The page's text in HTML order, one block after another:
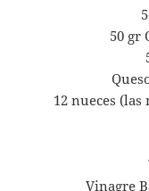
50 gr
12 nueces
Vinagre